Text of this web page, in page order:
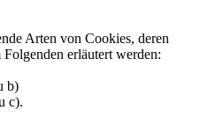
Arten von Cookies, deren
erläutert werden:
b)
c).